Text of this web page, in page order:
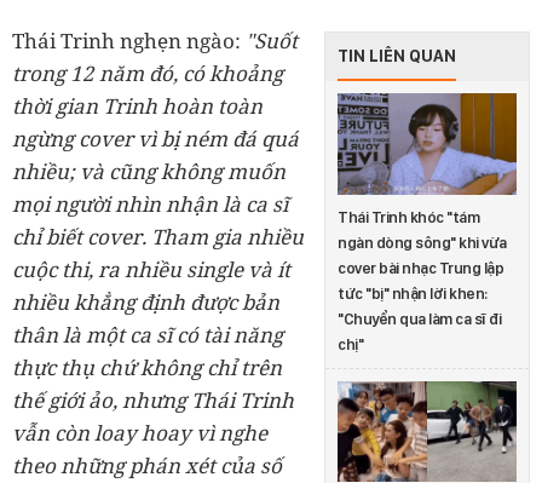
TIN LIÊN QUAN
Thái Trinh khóc "tám
ngàn dòng sông" khi vừa
cover bài nhạc Trung lập
tức "bị" nhận lời khen:
"Chuyển qua làm ca sĩ đi
chị"
Thái Trinh nghẹn ngào: "Suốt
trong 12 năm đó, có khoảng
thời gian Trinh hoàn toàn
ngừng cover vì bị ném đá quá
nhiều; và cũng không muốn
mọi người nhìn nhận là ca sĩ
chỉ biết cover. Tham gia nhiều
cuộc thi, ra nhiều single và ít
nhiều khẳng định được bản
thân là một ca sĩ có tài năng
thực thụ chứ không chỉ trên
thế giới ảo, nhưng Thái Trinh
vẫn còn loay hoay vì nghe
theo những phán xét của số